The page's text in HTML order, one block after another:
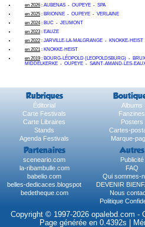
en 2026 : AUBENAS - OUPEYE - SPA
en 2025 : BRIONNE - OUPEYE - VERLAINE
en 2024: BUC - JEUMONT
en 2023 : EAUZE
en 2022 : JARVILLE-LA-MALGRANGE - KNOKKE-HEIST
en 2021 : KNOKKE-HEIST
en 2019 : BOURG-LÉOPOLD (LEOPOLDSBURG) -
MIDDELKERKE - OUPEYE - SAINT-AMAND-LES-
Rubriques
Éditorial Albums
Carte Festivals
Fanzines
Carte Libraires
Posters
Stands
Cartes-
Agenda Festivals
Marque-
Partenaires Autres
sceneario.com Publicité
la-ribambulle.com
FAQ
babelio.com
Qui sommes-
belles-dedicaces.blogspot
DEVENIR
bedetheque.com
Nous
Politique
Copyright © 1997-2026 opalebd.com -
Page générée en 0.4392s |